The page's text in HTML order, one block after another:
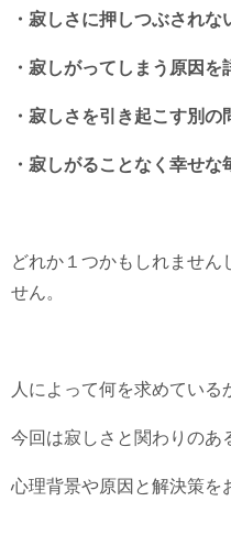
・寂しさに押しつぶされな
・寂しがってしまう原因を
・寂しさを引き起こす別
・寂しがることなく幸せな
どれか１つかもしれません
せん。
人によって何を求めている
今回は寂しさと関わりのあ
心理背景や原因と解決策を